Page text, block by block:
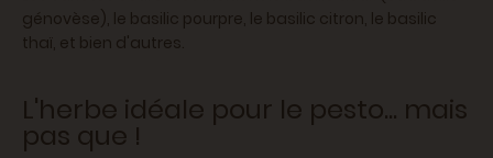
génovèse), le basilic pourpre, le basilic citron, le basilic
thaï, et bien d'autres.
L'herbe idéale pour le pesto... mais
pas que !